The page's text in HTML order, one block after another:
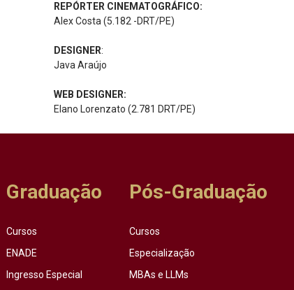
REPÓRTER CINEMATOGRÁFICO:
Alex Costa (5.182 -DRT/PE)
DESIGNER:
Java Araújo
WEB DESIGNER:
Elano Lorenzato (2.781 DRT/PE)
Graduação
Cursos
ENADE
Ingresso Especial
Pós-Graduação
Cursos
Especialização
MBAs e LLMs